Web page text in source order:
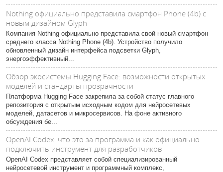
Nothing официально представила смартфон Phone (4b) с
новым дизайном Glyph
Компания Nothing официально представила свой новый смартфон
среднего класса Nothing Phone (4b). Устройство получило
обновленный дизайн интерфейса подсветки Glyph,
энергоэффективный...
Обзор экосистемы Hugging Face: возможности открытых
моделей и стандарты прозрачности
Платформа Hugging Face закрепила за собой статус главного
репозитория с открытым исходным кодом для нейросетевых
моделей, датасетов и микросервисов. На фоне активного
обсуждения бе...
OpenAI Codex: что это за программа и как официально
подключить инструмент для разработчиков
OpenAI Codex представляет собой специализированный
нейросетевой инструмент и программный комплекс,